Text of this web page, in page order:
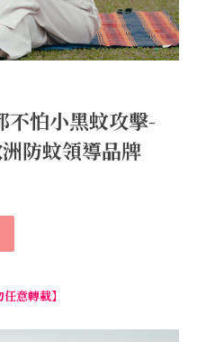
不怕小黑蚊攻擊-
防蚊領導品牌
意轉載】